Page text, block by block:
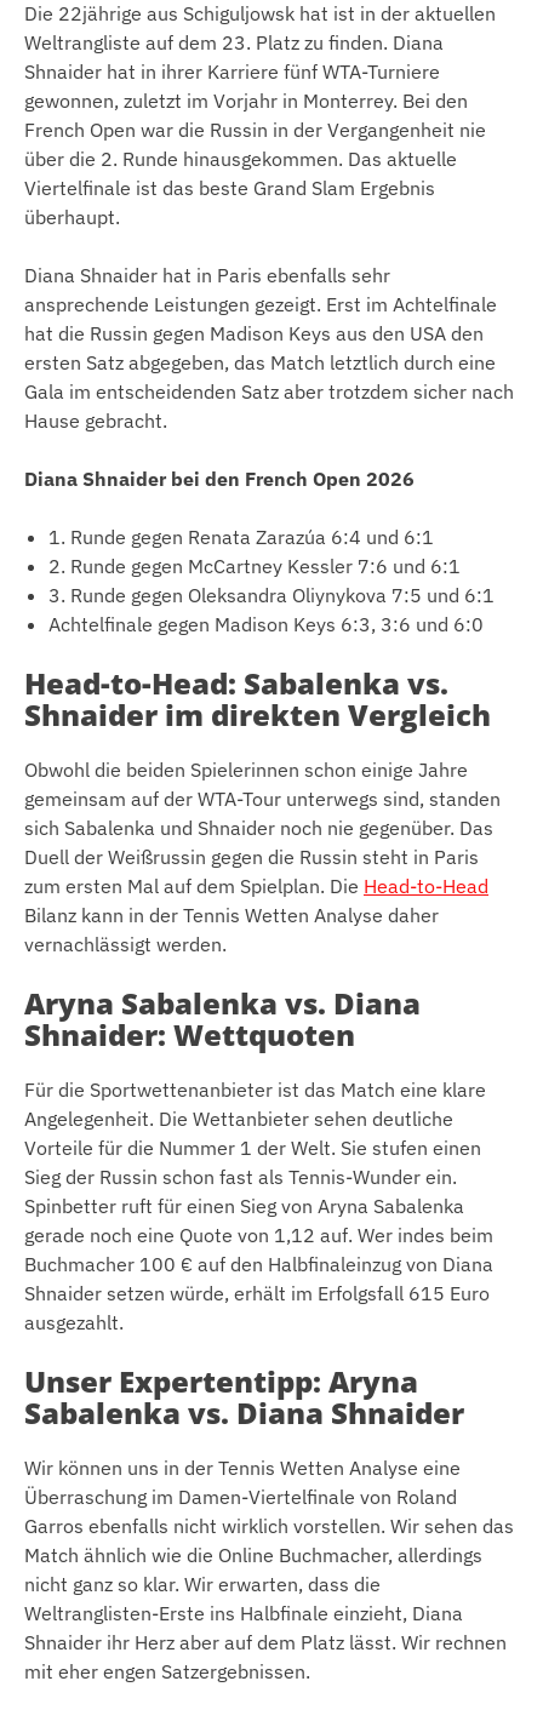
Die 22jährige aus Schiguljowsk hat ist in der aktuellen
Weltrangliste auf dem 23. Platz zu finden. Diana
Shnaider hat in ihrer Karriere fünf WTA-Turniere
gewonnen, zuletzt im Vorjahr in Monterrey. Bei den
French Open war die Russin in der Vergangenheit nie
über die 2. Runde hinausgekommen. Das aktuelle
Viertelfinale ist das beste Grand Slam Ergebnis
überhaupt.
Diana Shnaider hat in Paris ebenfalls sehr
ansprechende Leistungen gezeigt. Erst im Achtelfinale
hat die Russin gegen Madison Keys aus den USA den
ersten Satz abgegeben, das Match letztlich durch eine
Gala im entscheidenden Satz aber trotzdem sicher nach
Hause gebracht.
Diana Shnaider bei den French Open 2026
1. Runde gegen Renata Zarazúa 6:4 und 6:1
2. Runde gegen McCartney Kessler 7:6 und 6:1
3. Runde gegen Oleksandra Oliynykova 7:5 und 6:1
Achtelfinale gegen Madison Keys 6:3, 3:6 und 6:0
Head-to-Head: Sabalenka vs.
Shnaider im direkten Vergleich
Obwohl die beiden Spielerinnen schon einige Jahre
gemeinsam auf der WTA-Tour unterwegs sind, standen
sich Sabalenka und Shnaider noch nie gegenüber. Das
Duell der Weißrussin gegen die Russin steht in Paris
zum ersten Mal auf dem Spielplan. Die Head-to-Head
Bilanz kann in der Tennis Wetten Analyse daher
vernachlässigt werden.
Aryna Sabalenka vs. Diana
Shnaider: Wettquoten
Für die Sportwettenanbieter ist das Match eine klare
Angelegenheit. Die Wettanbieter sehen deutliche
Vorteile für die Nummer 1 der Welt. Sie stufen einen
Sieg der Russin schon fast als Tennis-Wunder ein.
Spinbetter ruft für einen Sieg von Aryna Sabalenka
gerade noch eine Quote von 1,12 auf. Wer indes beim
Buchmacher 100 € auf den Halbfinaleinzug von Diana
Shnaider setzen würde, erhält im Erfolgsfall 615 Euro
ausgezahlt.
Unser Expertentipp: Aryna
Sabalenka vs. Diana Shnaider
Wir können uns in der Tennis Wetten Analyse eine
Überraschung im Damen-Viertelfinale von Roland
Garros ebenfalls nicht wirklich vorstellen. Wir sehen das
Match ähnlich wie die Online Buchmacher, allerdings
nicht ganz so klar. Wir erwarten, dass die
Weltranglisten-Erste ins Halbfinale einzieht, Diana
Shnaider ihr Herz aber auf dem Platz lässt. Wir rechnen
mit eher engen Satzergebnissen.